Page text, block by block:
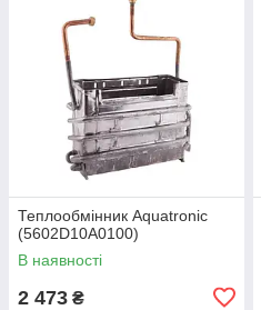
Теплообмінник Aquatronic
(5602D10A0100)
В наявності
2 473 ₴